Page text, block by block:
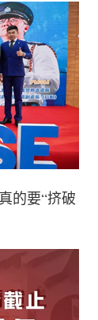
的要“挤破